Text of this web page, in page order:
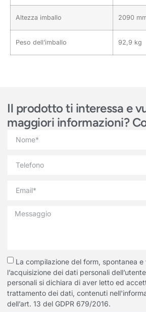
Altezza imballo 2090
Peso dell’imballo 92,9 kg
Il prodotto ti interessa e
maggiori informazioni?
La compilazione del form, spontanea
l’acquisizione dei dati personali
personali si dichiara di aver letto ed
trattamento dei dati, contenuti
dell’art. 13 del GDPR 679/2016.